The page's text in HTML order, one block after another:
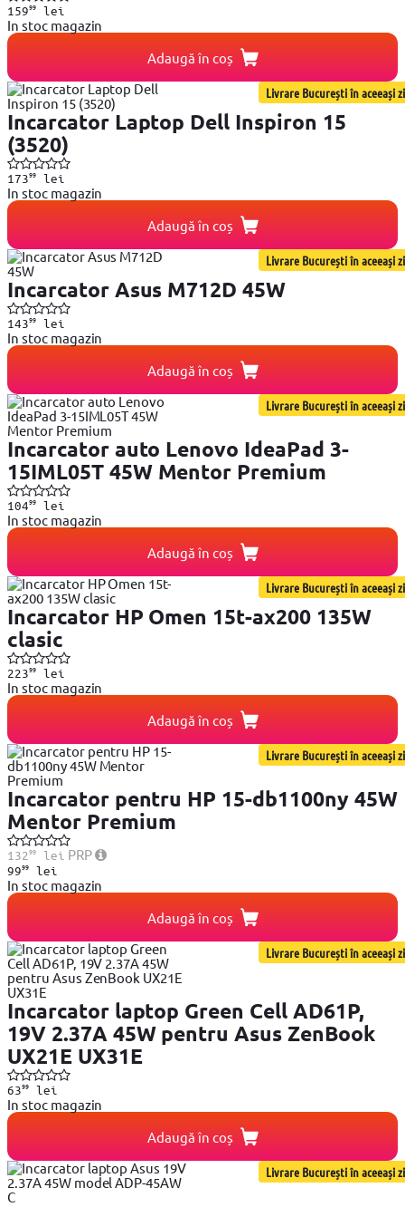
15999lei
In stoc magazin
Adaugă în coș
Livrare București în aceeași zi
Incarcator Laptop Dell Inspiron 15
(3520)
17399lei
In stoc magazin
Adaugă în coș
Livrare București în aceeași zi
Incarcator Asus M712D 45W
14399lei
In stoc magazin
Adaugă în coș
Livrare București în aceeași zi
Incarcator auto Lenovo IdeaPad 3-
15IML05T 45W Mentor Premium
10499lei
In stoc magazin
Adaugă în coș
Livrare București în aceeași zi
Incarcator HP Omen 15t-ax200 135W
clasic
22399lei
In stoc magazin
Adaugă în coș
Livrare București în aceeași zi
Incarcator pentru HP 15-db1100ny 45W
Mentor Premium
13299lei PRP
9999lei
In stoc magazin
Adaugă în coș
Livrare București în aceeași zi
Incarcator laptop Green Cell AD61P,
19V 2.37A 45W pentru Asus ZenBook
UX21E UX31E
6399lei
In stoc magazin
Adaugă în coș
Livrare București în aceeași zi